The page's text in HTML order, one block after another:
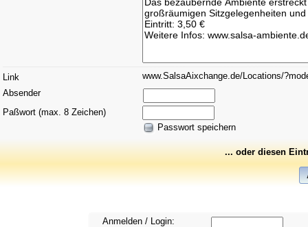
Link
www.SalsaAixchange.de/Locations/
Absender
Paßwort (max. 8 Zeichen)
Passwort speichern
... oder diesen
Anmelden / Login: